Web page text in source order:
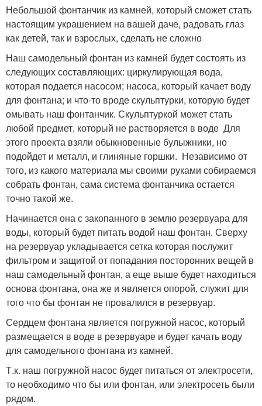
Небольшой фонтанчик из камней, который сможет стать
настоящим украшением на вашей даче, радовать глаз
как детей, так и взрослых, сделать не сложно
Наш самодельный фонтан из камней будет состоять из
следующих составляющих: циркулирующая вода,
которая подается насосом; насоса, который качает воду
для фонтана; и что-то вроде скульптурки, которую будет
омывать наш фонтанчик. Скульптуркой может стать
любой предмет, который не растворяется в воде Для
этого проекта взяли обыкновенные булыжники, но
подойдет и металл, и глиняные горшки. Независимо от
того, из какого материала мы своими руками собираемся
собрать фонтан, сама система фонтанчика остается
точно такой же.
Начинается она с закопанного в землю резервуара для
воды, который будет питать водой наш фонтан. Сверху
на резервуар укладывается сетка которая послужит
фильтром и защитой от попадания посторонних вещей в
наш самодельный фонтан, а еще выше будет находиться
основа фонтана, она же и является опорой, служит для
того что бы фонтан не провалился в резервуар.
Сердцем фонтана является погружной насос, который
размещается в воде в резервуаре и будет качать воду
для самодельного фонтана из камней.
Т.к. наш погружной насос будет питаться от электросети,
то необходимо что бы или фонтан, или электросеть были
рядом.